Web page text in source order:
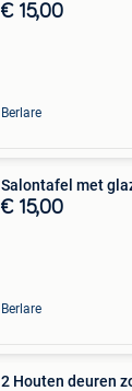
€ 15,00
Berlare
Salontafel met
€ 15,00
Berlare
2 Houten deuren